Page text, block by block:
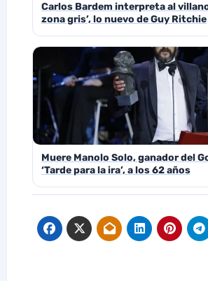
Carlos Bardem interpreta al villano
zona gris’, lo nuevo de Guy Ritchie
Muere Manolo Solo, ganador del
‘Tarde para la ira’, a los 62 años